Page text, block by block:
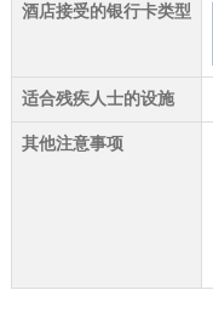
酒店接受的银行卡类型
适合残疾人士的设施
其他注意事项